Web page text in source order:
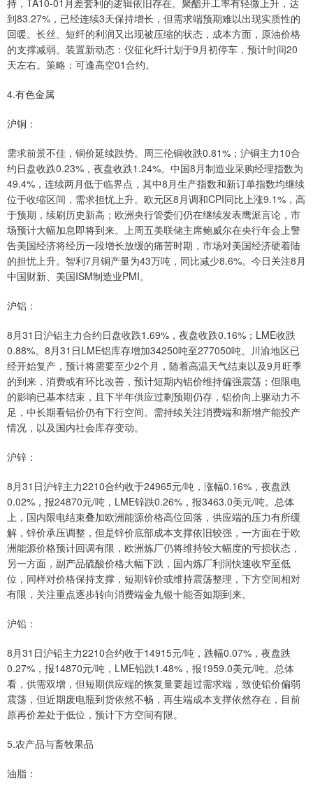
持，TA10-01月差套利的逻辑依旧存在。聚酯开工率有轻微上升，达
到83.27%，已经连续3天保持增长，但需求端预期难以出现实质性的
回暖。长丝、短纤的利润又出现被压缩的状态，成本方面，原油价格
的支撑减弱。装置新动态：仪征化纤计划于9月初停车，预计时间20
天左右。策略：可逢高空01合约。
4.有色金属
沪铜：
需求前景不佳，铜价延续跌势。周三伦铜收跌0.81%；沪铜主力10合
约日盘收跌0.23%，夜盘收跌1.24%。中国8月制造业采购经理指数为
49.4%，连续两月低于临界点，其中8月生产指数和新订单指数均继续
位于收缩区间，需求担忧上升。欧元区8月调和CPI同比上涨9.1%，高
于预期，续刷历史新高；欧洲央行管委们仍在继续发表鹰派言论，市
场预计大幅加息即将到来。上周五美联储主席鲍威尔在央行年会上警
告美国经济将经历一段增长放缓的痛苦时期，市场对美国经济硬着陆
的担忧上升。智利7月铜产量为43万吨，同比减少8.6%。今日关注8月
中国财新、美国ISM制造业PMI。
沪铝：
8月31日沪铝主力合约日盘收跌1.69%，夜盘收跌0.16%；LME收跌
0.88%。8月31日LME铝库存增加34250吨至277050吨。川渝地区已
经开始复产，预计将需要至少2个月，随着高温天气结束以及9月旺季
的到来，消费或有环比改善，预计短期内铝价维持偏强震荡；但限电
的影响已基本结束，且下半年供应过剩预期仍存，铝价向上驱动力不
足，中长期看铝价仍有下行空间。需持续关注消费端和新增产能投产
情况，以及国内社会库存变动。
沪锌：
8月31日沪锌主力2210合约收于24965元/吨，涨幅0.16%，夜盘跌
0.02%，报24870元/吨，LME锌跌0.26%，报3463.0美元/吨。总体
上，国内限电结束叠加欧洲能源价格高位回落，供应端的压力有所缓
解，锌价承压调整，但是锌价底部成本支撑依旧较强，一方面在于欧
洲能源价格预计回调有限，欧洲炼厂仍将维持较大幅度的亏损状态，
另一方面，副产品硫酸价格大幅下跌，国内炼厂利润快速收窄至低
位，同样对价格保持支撑，短期锌价或维持震荡整理，下方空间相对
有限，关注重点逐步转向消费端金九银十能否如期到来。
沪铅：
8月31日沪铅主力2210合约收于14915元/吨，跌幅0.07%，夜盘跌
0.27%，报14870元/吨，LME铅跌1.48%，报1959.0美元/吨。总体
看，供需双增，但短期供应端的恢复量要超过需求端，致使铅价偏弱
震荡，但近期废电瓶到货依然不畅，再生端成本支撑依然存在，目前
原再价差处于低位，预计下方空间有限。
5.农产品与畜牧果品
油脂：